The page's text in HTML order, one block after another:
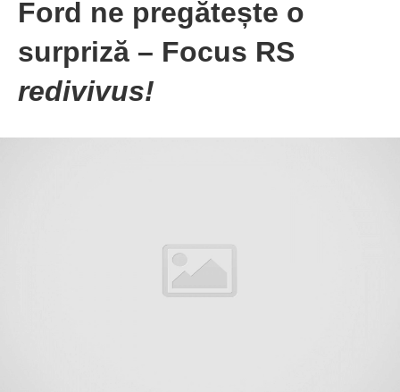
Ford ne pregătește o
surpriză – Focus RS
redivivus!